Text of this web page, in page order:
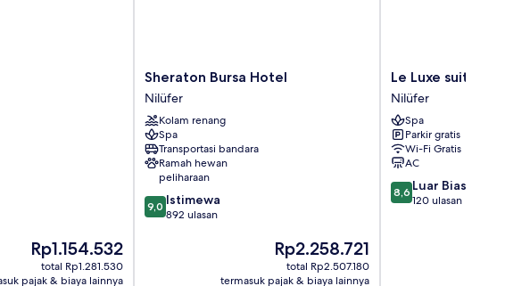
Harga
sekarang
Rp1.154.532
Rp1.154.532
total Rp1.281.530
pajak & biaya lainnya
Sheraton
Bursa
Hotel
Nilüfer
Sheraton Bursa Hotel
Nilüfer
Kolam renang
Spa
Transportasi bandara
Ramah hewan
peliharaan
9.0
dari
9,0 Istimewa
892 ulasan
Harga
sekarang
Rp2.258.721
Rp2.258.721
total Rp2.507.180
termasuk pajak & biaya lainnya
Le
Luxe
suites
hotel
&
SPA
Nilüfer
Le Luxe suites hotel
Nilüfer
Spa
Parkir gratis
Wi-Fi Gratis
AC
8.6
dari
8,6 Luar Biasa
120 ulasan